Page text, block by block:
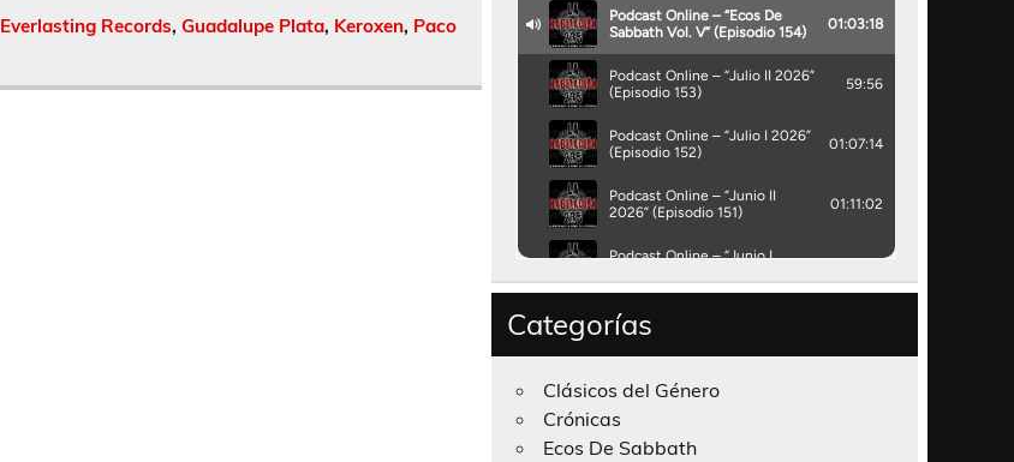
Everlasting Records, Guadalupe Plata, Keroxen, Paco
Categorías
Clásicos del Género
Crónicas
Ecos De Sabbath